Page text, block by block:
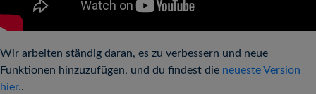
Wir arbeiten ständig daran, es zu verbessern und neue
Funktionen hinzuzufügen, und du findest die neueste Version
hier..